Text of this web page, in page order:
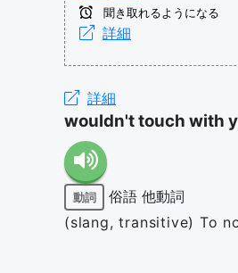
聞き取れるようになる
詳細
詳細
wouldn't touch with
動詞 俗語 他動詞
(slang, transitive) To